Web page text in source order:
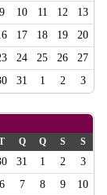
9 10 11 12 13
17 18 19 20
24 25 26 27
31 1 2 3
Q Q S
S
31 1 2 3
6 7 8 9 10